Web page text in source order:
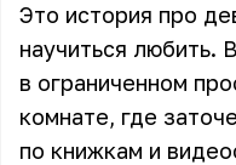
Это история про
научиться любить.
в ограниченном
комнате, где
по книжкам и